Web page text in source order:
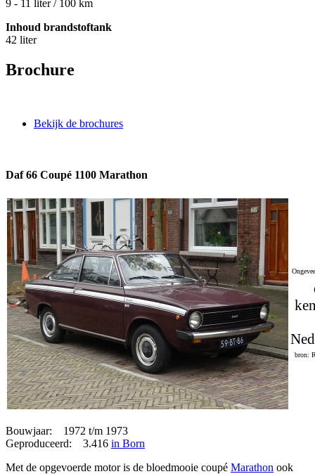
9 - 11 liter / 100 km
Inhoud brandstoftank
42 liter
Brochure
Bekijk de brochures
Daf 66 Coupé 1100 Marathon
bron:
Bouwjaar: 1972 t/m 1973
Geproduceerd: 3.416 in Born
Met de opgevoerde motor is de bloedmooie coupé Marathon ook